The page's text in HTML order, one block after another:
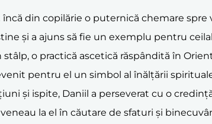
din copilărie o puternică chemare spre
și a ajuns să fie un exemplu pentru
o practică ascetică răspândită în
pentru el un simbol al înălțării
și ispite, Daniil a perseverat cu o
la el în căutare de sfaturi și